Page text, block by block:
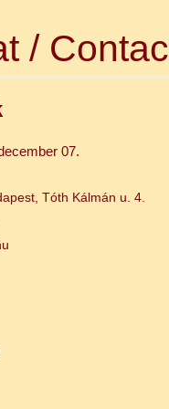
/
07.
Tóth Kálmán u. 4.